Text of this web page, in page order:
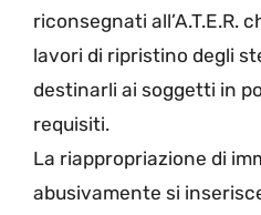
riconsegnati all’A.T.E.R.
lavori di ripristino degli
destinarli ai soggetti in
requisiti.
La riappropriazione di
abusivamente si